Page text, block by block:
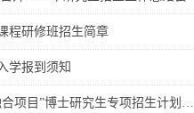
程研修班招生简章
学报到须知
项目”博士研究生专项招生计划…